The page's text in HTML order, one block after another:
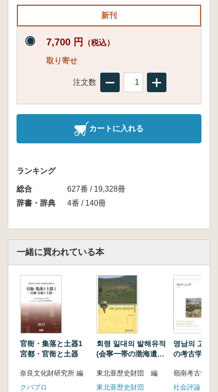
新刊
7,700 円 （税込）
取り寄せ
注文数
カートに入れる
ランキング
総合
627番 / 19,328冊
辞書・辞典
4番 / 140冊
一緒に買われている本
官衙・集落と土器1
宮都・官衙と土器
奈良文化財研究所 編
クバプロ
회령 일대의 발해유적
(会寧一帯の渤海遺
東北亜歴史財団 編
東北亜歴史財団
영남의 고고
の考古学)
嶺南考古学
社会評論